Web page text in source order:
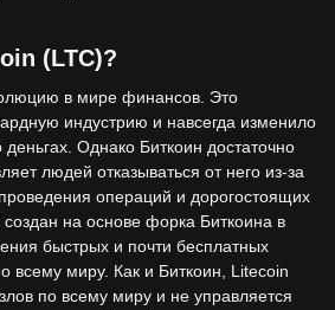
(LTC)?
в мире финансов. Это
индустрию и навсегда изменило
Однако Биткоин достаточно
людей отказываться от него из-за
операций и дорогостоящих
на основе форка Биткоина в
быстрых и почти бесплатных
всему миру. Как и Биткоин, Litecoin
по всему миру и не управляется